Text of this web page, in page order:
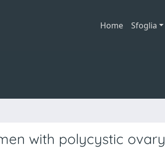
Home Sfoglia
with polycystic ovary